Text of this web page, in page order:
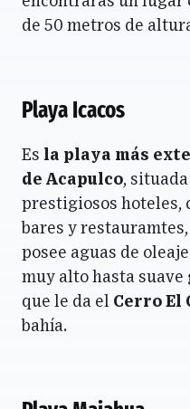
de 50 metros de
Playa Icacos
Es la playa más
de Acapulco,
prestigiosos hoteles,
bares y
posee aguas de
muy alto hasta
que le da el Cerro El
bahía.